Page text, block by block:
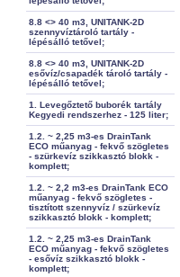
8.8 <> 40 m3, UNITANK-2D
szennyvíztároló tartály -
lépésálló tetővel;
8.8 <> 40 m3, UNITANK-2D
esővíz/csapadék tároló tartály -
lépésálló tetővel;
1. Levegőztető buborék tartály
Kegyedi rendszerhez - 125 liter;
1.2. ~ 2,25 m3-es DrainTank
ECO műanyag - fekvő szögletes
- szürkevíz szikkasztó blokk -
komplett;
1.2. ~ 2,2 m3-es DrainTank ECO
műanyag - fekvő szögletes -
tisztított szennyvíz / szürkevíz
szikkasztó blokk - komplett;
1.2. ~ 2,25 m3-es DrainTank
ECO műanyag - fekvő szögletes
- esővíz szikkasztó blokk -
komplett;